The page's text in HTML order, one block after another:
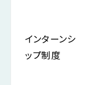
インターンシ
ップ制度